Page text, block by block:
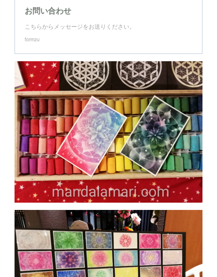
お問い合わせ
こちらからメッセージをお送りください。
formzu